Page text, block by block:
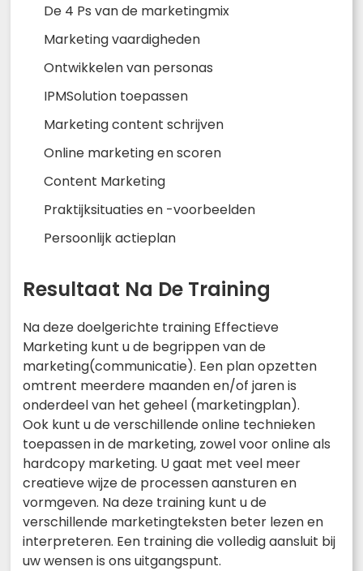
De 4 Ps van de marketingmix
Marketing vaardigheden
Ontwikkelen van personas
IPMSolution toepassen
Marketing content schrijven
Online marketing en scoren
Content Marketing
Praktijksituaties en -voorbeelden
Persoonlijk actieplan
Resultaat Na De Training
Na deze doelgerichte training Effectieve
Marketing kunt u de begrippen van de
marketing(communicatie). Een plan opzetten
omtrent meerdere maanden en/of jaren is
onderdeel van het geheel (marketingplan).
Ook kunt u de verschillende online technieken
toepassen in de marketing, zowel voor online als
hardcopy marketing. U gaat met veel meer
creatieve wijze de processen aansturen en
vormgeven. Na deze training kunt u de
verschillende marketingteksten beter lezen en
interpreteren. Een training die volledig aansluit bij
uw wensen is ons uitgangspunt.